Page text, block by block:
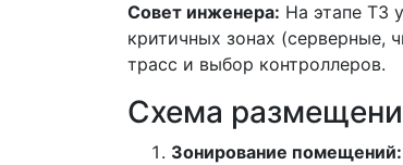
Совет инженера: На этапе ТЗ
критичных зонах (серверные,
трасс и выбор контроллеров.
Схема
Зонирование помещений: